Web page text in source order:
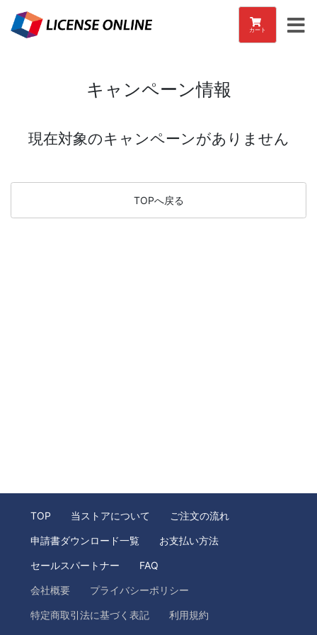
カート
キャンペーン情報
現在対象のキャンペーンがありません
TOPへ戻る
TOP 当ストアについて ご注文の流れ
申請書ダウンロード一覧 お支払い方法
セールスパートナー FAQ
会社概要 プライバシーポリシー
特定商取引法に基づく表記 利用規約